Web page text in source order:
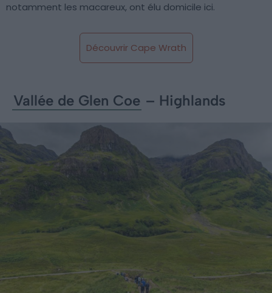
notamment les macareux, ont élu domicile ici.
Découvrir Cape Wrath
Vallée de Glen Coe – Highlands